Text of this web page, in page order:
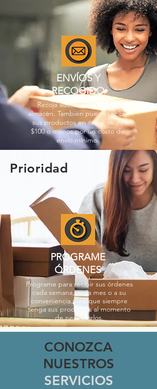
ENVÍOS Y
RECOGIDO
Recoja además en nuestro
almacén. También puede recibir
sus productos en órdenes de
$100 o menos por un costo de
envío mínimo.
Prioridad
PROGRAME
ÓRDENES
Programe para recibir sus órdenes
cada semana, cada mes o a su
conveniencia para que siempre
tenga sus productos al momento
de necesitarlos.
CONOZCA
NUESTROS
SERVICIOS